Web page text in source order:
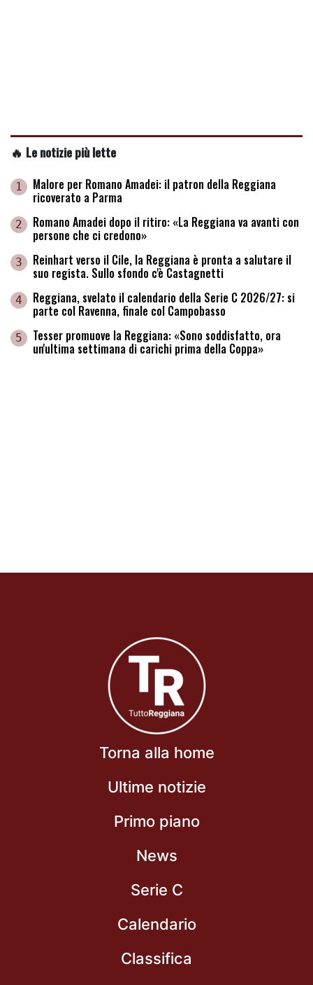
🔥 Le notizie più lette
1 Malore per Romano Amadei: il patron della Reggiana
ricoverato a Parma
2 Romano Amadei dopo il ritiro: «La Reggiana va avanti con
persone che ci credono»
3 Reinhart verso il Cile, la Reggiana è pronta a salutare il
suo regista. Sullo sfondo c'è Castagnetti
4 Reggiana, svelato il calendario della Serie C 2026/27: si
parte col Ravenna, finale col Campobasso
5 Tesser promuove la Reggiana: «Sono soddisfatto, ora
un'ultima settimana di carichi prima della Coppa»
Torna alla home
Ultime notizie
Primo piano
News
Serie C
Calendario
Classifica